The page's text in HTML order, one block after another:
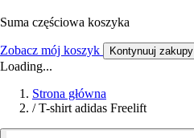
Suma częściowa koszyka
Zobacz mój koszyk Kontynuuj zakupy
Loading...
Strona główna
/ T-shirt adidas Freelift